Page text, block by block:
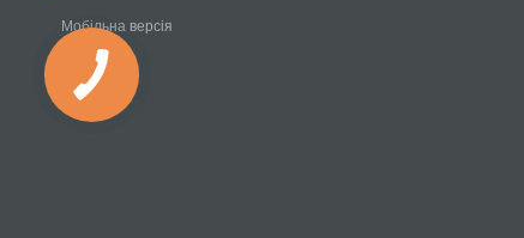
Мобільна версія